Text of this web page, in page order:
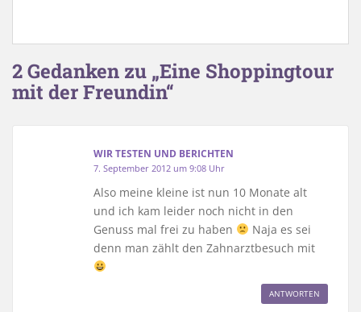
2 Gedanken zu „Eine Shoppingtour
mit der Freundin“
WIR TESTEN UND BERICHTEN
7. September 2012 um 9:08 Uhr
Also meine kleine ist nun 10 Monate alt
und ich kam leider noch nicht in den
Genuss mal frei zu haben
Naja es sei
denn man zählt den Zahnarztbesuch mit
ANTWORTEN